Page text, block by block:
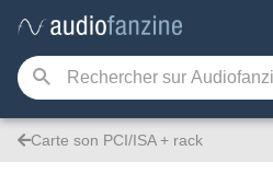
Carte son PCI/ISA + rack